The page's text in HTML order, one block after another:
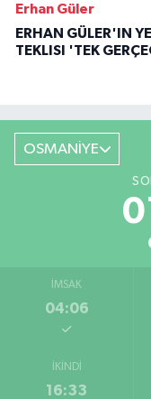
Erhan Güler
ERHAN GÜLER'IN
TEKLISI 'TEK
OSMANİYE
İMSAK
04:06
İKINDI
16:33